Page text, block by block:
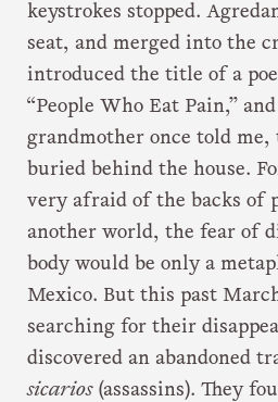
keystrokes stopped.
seat, and merged into the
introduced the title of a
“People Who Eat Pain,”
grandmother once told me,
buried behind the house.
very afraid of the backs of
another world, the fear of
body would be only a
Mexico. But this past
searching for their
discovered an abandoned
sicarios(assassins). They